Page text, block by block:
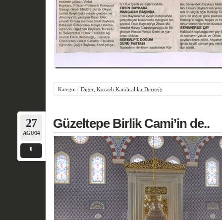
Kategori: Diğer, Kocaeli Kandıralılar Derneği
27
AĞU/14
0
Güzeltepe Birlik Cami’in de..